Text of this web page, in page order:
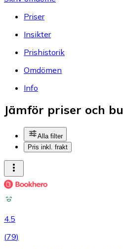
Priser
Insikter
Prishistorik
Omdömen
Info
Jämför priser och
Alla filter
Pris inkl. frakt
4.5
(79)